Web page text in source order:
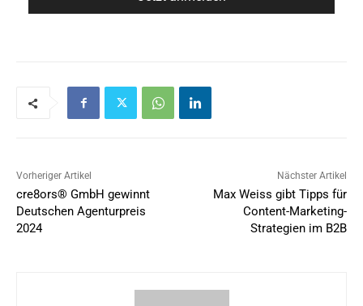
Vorheriger Artikel
cre8ors® GmbH gewinnt
Deutschen Agenturpreis
2024
Nächster Artikel
Max Weiss gibt Tipps für
Content-Marketing-
Strategien im B2B